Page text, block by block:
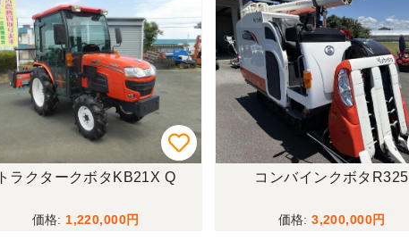
トラクタークボタKB21X Q
1,220,000
コンバインクボタR325
3,200,000